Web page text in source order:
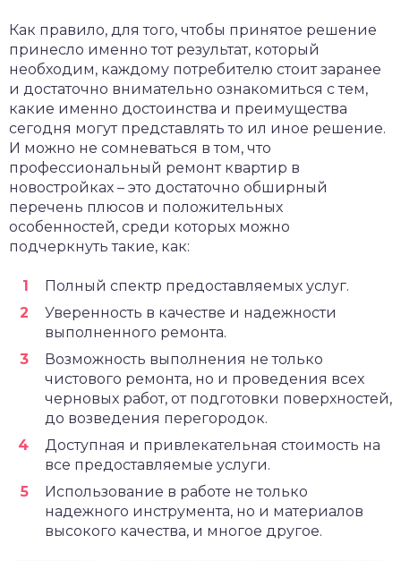
Как правило, для того, чтобы принятое решение
принесло именно тот результат, который
необходим, каждому потребителю стоит заранее
и достаточно внимательно ознакомиться с тем,
какие именно достоинства и преимущества
сегодня могут представлять то ил иное решение.
И можно не сомневаться в том, что
профессиональный ремонт квартир в
новостройках – это достаточно обширный
перечень плюсов и положительных
особенностей, среди которых можно
подчеркнуть такие, как:
Полный спектр предоставляемых услуг.
Уверенность в качестве и надежности
выполненного ремонта.
Возможность выполнения не только
чистового ремонта, но и проведения всех
черновых работ, от подготовки поверхностей,
до возведения перегородок.
Доступная и привлекательная стоимость на
все предоставляемые услуги.
Использование в работе не только
надежного инструмента, но и материалов
высокого качества, и многое другое.